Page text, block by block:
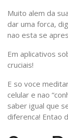
Muito alem da
dar uma forca,
nao esta se
Em aplicativos
cruciais!
E so voce
celular e nao
saber igual que
diferenca! Entao